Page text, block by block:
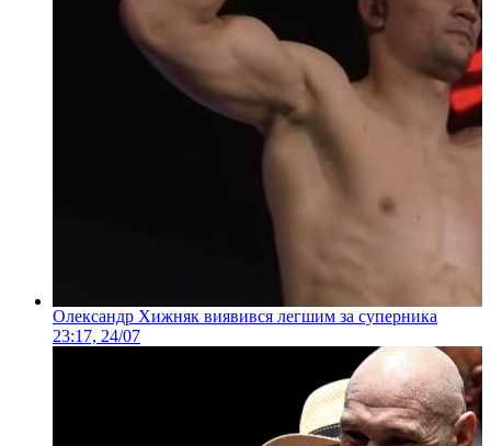
Олександр Хижняк виявився легшим за суперника
23:17, 24/07